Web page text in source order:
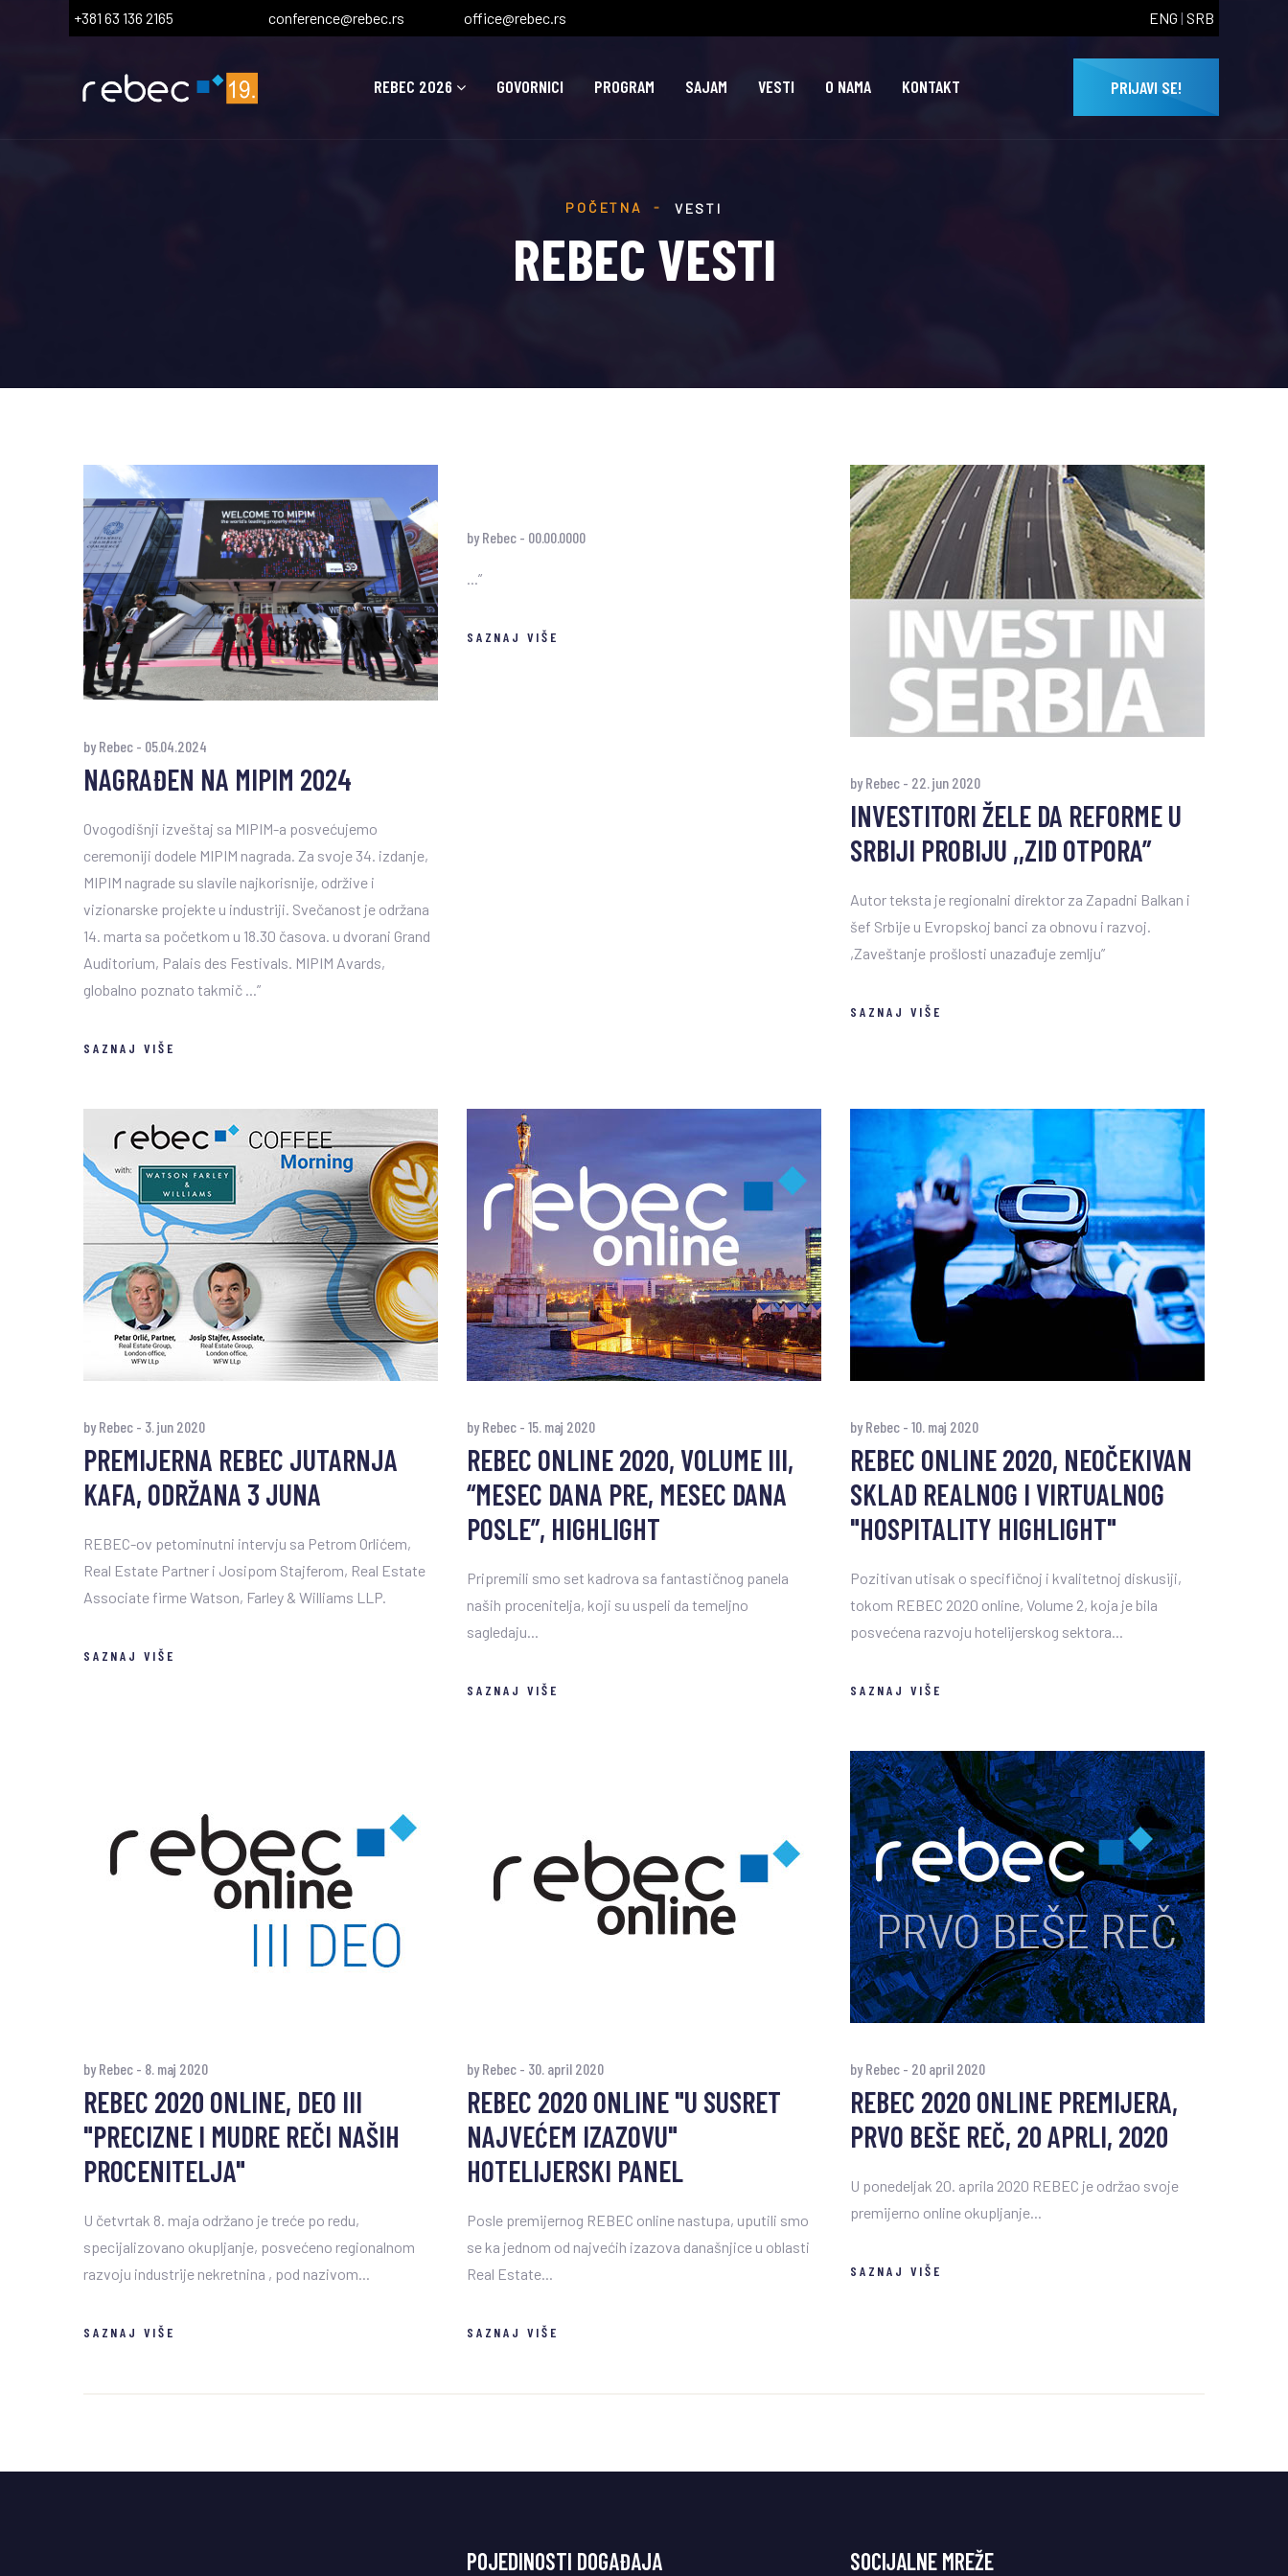
+381 63 136 2165 conference@rebec.rs office@rebec.rs ENG | SRB
REBEC 2026 GOVORNICI PROGRAM SAJAM VESTI O NAMA KONTAKT PRIJAVI SE!
POČETNA VESTI
REBEC VESTI
by Rebec - 05.04.2024
NAGRAĐEN NA MIPIM 2024
Ovogodišnji izveštaj sa MIPIM-a posvećujemo
ceremoniji dodele MIPIM nagrada. Za svoje 34. izdanje,
MIPIM nagrade su slavile najkorisnije, održive i
vizionarske projekte u industriji. Svečanost je održana
14. marta sa početkom u 18.30 časova. u dvorani Grand
Auditorium, Palais des Festivals. MIPIM Avards,
globalno poznato takmič ...”
SAZNAJ VIŠE
by Rebec - 00.00.0000
...”
SAZNAJ VIŠE
by Rebec - 22. jun 2020
INVESTITORI ŽELE DA REFORME U
SRBIJI PROBIJU ,,ZID OTPORA”
Autor teksta je regionalni direktor za Zapadni Balkan i
šef Srbije u Evropskoj banci za obnovu i razvoj.
,Zaveštanje prošlosti unazađuje zemlju”
SAZNAJ VIŠE
by Rebec - 3. jun 2020
PREMIJERNA REBEC JUTARNJA
KAFA, ODRŽANA 3 JUNA
REBEC-ov petominutni intervju sa Petrom Orlićem,
Real Estate Partner i Josipom Stajferom, Real Estate
Associate firme Watson, Farley & Williams LLP.
SAZNAJ VIŠE
by Rebec - 15. maj 2020
REBEC ONLINE 2020, VOLUME III,
“MESEC DANA PRE, MESEC DANA
POSLE”, HIGHLIGHT
Pripremili smo set kadrova sa fantastičnog panela
naših procenitelja, koji su uspeli da temeljno
sagledaju...
SAZNAJ VIŠE
by Rebec - 10. maj 2020
REBEC ONLINE 2020, NEOČEKIVAN
SKLAD REALNOG I VIRTUALNOG
"HOSPITALITY HIGHLIGHT"
Pozitivan utisak o specifičnoj i kvalitetnoj diskusiji,
tokom REBEC 2020 online, Volume 2, koja je bila
posvećena razvoju hotelijerskog sektora...
SAZNAJ VIŠE
by Rebec - 8. maj 2020
REBEC 2020 ONLINE, DEO III
"PRECIZNE I MUDRE REČI NAŠIH
PROCENITELJA"
U četvrtak 8. maja održano je treće po redu,
specijalizovano okupljanje, posvećeno regionalnom
razvoju industrije nekretnina , pod nazivom...
SAZNAJ VIŠE
by Rebec - 30. april 2020
REBEC 2020 ONLINE "U SUSRET
NAJVEĆEM IZAZOVU"
HOTELIJERSKI PANEL
Posle premijernog REBEC online nastupa, uputili smo
se ka jednom od najvećih izazova današnjice u oblasti
Real Estate...
SAZNAJ VIŠE
by Rebec - 20 april 2020
REBEC 2020 ONLINE PREMIJERA,
PRVO BEŠE REČ, 20 APRLI, 2020
U ponedeljak 20. aprila 2020 REBEC je održao svoje
premijerno online okupljanje...
SAZNAJ VIŠE
POJEDINOSTI DOGAĐAJA SOCIJALNE MREŽE